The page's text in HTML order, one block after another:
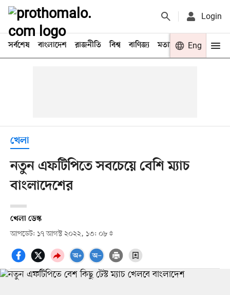
Login
সর্বশেষ বাংলাদেশ রাজনীতি বিশ্ব বাণিজ্য মতামত খেলা
Eng
খেলা
নতুন এফটিপিতে সবচেয়ে বেশি ম্যাচ
বাংলাদেশের
খেলা ডেস্ক
আপডেট: ১৭ আগস্ট ২০২২, ১৩: ০৮